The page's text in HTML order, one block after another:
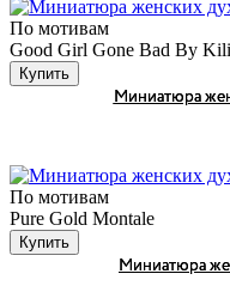
По мотивам
Good Girl Gone Bad By
Купить
Миниатюра
По мотивам
Pure Gold Montale
Купить
Миниатюра